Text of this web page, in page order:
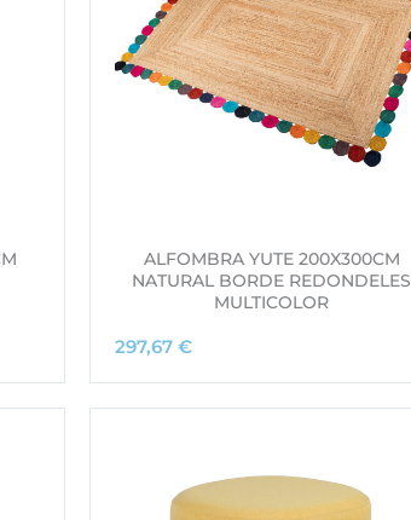
ALFOMBRA YUTE 200X300CM
NATURAL BORDE REDONDELES
MULTICOLOR
297,67 €